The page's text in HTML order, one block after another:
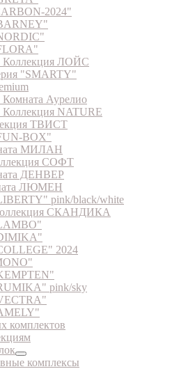
2024"
Коллекция ЛОЙС
"SMARTY"
Комната Аурелио
Коллекция NATURE
ТВИСТ
BOX"
МИЛАН
СОФТ
ДЕНВЕР
ЛЮМЕН
pink/black/white
СКАНДИКА
2024
pink/sky
комплектов
комплексы